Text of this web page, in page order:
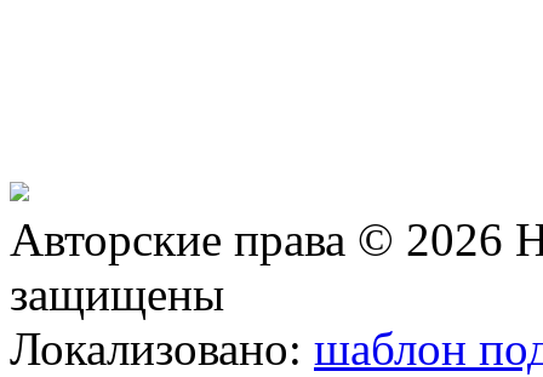
Авторские права © 2026
защищены
Локализовано: шаблон